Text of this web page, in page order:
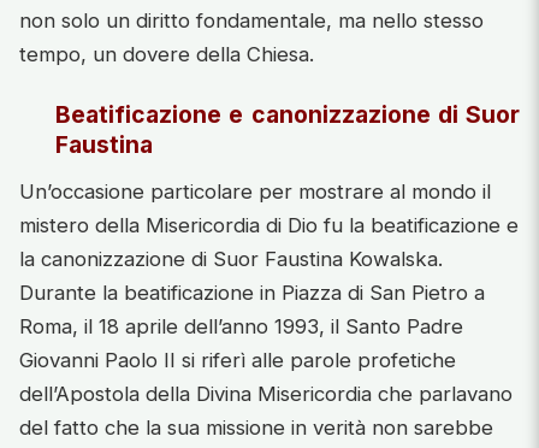
non solo un diritto fondamentale, ma nello stesso
tempo, un dovere della Chiesa.
Beatificazione e canonizzazione di Suor
Faustina
Un’occasione particolare per mostrare al mondo il
mistero della Misericordia di Dio fu la beatificazione e
la canonizzazione di Suor Faustina Kowalska.
Durante la beatificazione in Piazza di San Pietro a
Roma, il 18 aprile dell’anno 1993, il Santo Padre
Giovanni Paolo II si riferì alle parole profetiche
dell’Apostola della Divina Misericordia che parlavano
del fatto che la sua missione in verità non sarebbe